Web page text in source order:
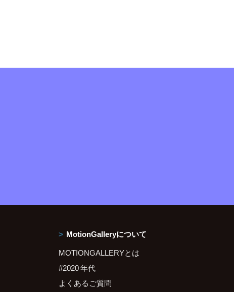
MotionGalleryについて
MOTIONGALLERYとは
#2020 年代
よくあるご質問